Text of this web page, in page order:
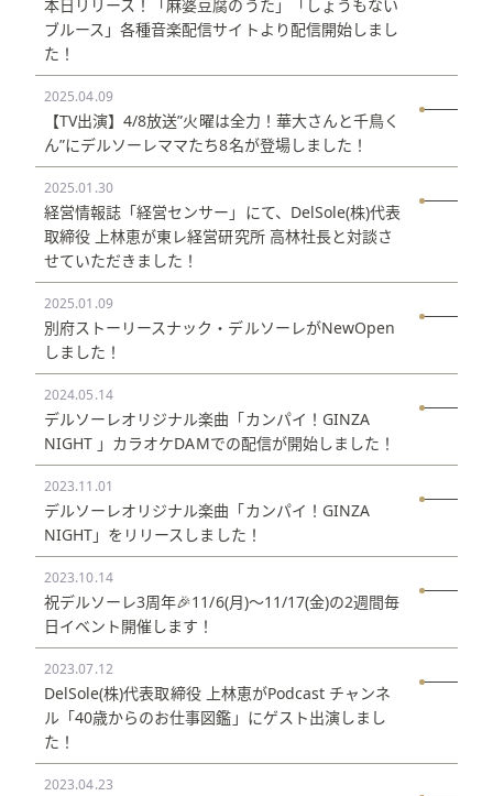
本日リリース！「麻婆豆腐のうた」「しょうもない
ブルース」各種音楽配信サイトより配信開始しまし
た！
2025.04.09
【TV出演】4/8放送”火曜は全力！華大さんと千鳥く
ん”にデルソーレママたち8名が登場しました！
2025.01.30
経営情報誌「経営センサー」にて、DelSole(株)代表
取締役 上林恵が東レ経営研究所 高林社長と対談さ
せていただきました！
2025.01.09
別府ストーリースナック・デルソーレがNewOpen
しました！
2024.05.14
デルソーレオリジナル楽曲「カンパイ！GINZA
NIGHT 」カラオケDAMでの配信が開始しました！
2023.11.01
デルソーレオリジナル楽曲「カンパイ！GINZA
NIGHT」をリリースしました！
2023.10.14
祝デルソーレ3周年🎉11/6(月)〜11/17(金)の2週間毎
日イベント開催します！
2023.07.12
DelSole(株)代表取締役 上林恵がPodcast チャンネ
ル「40歳からのお仕事図鑑」にゲスト出演しまし
た！
2023.04.23